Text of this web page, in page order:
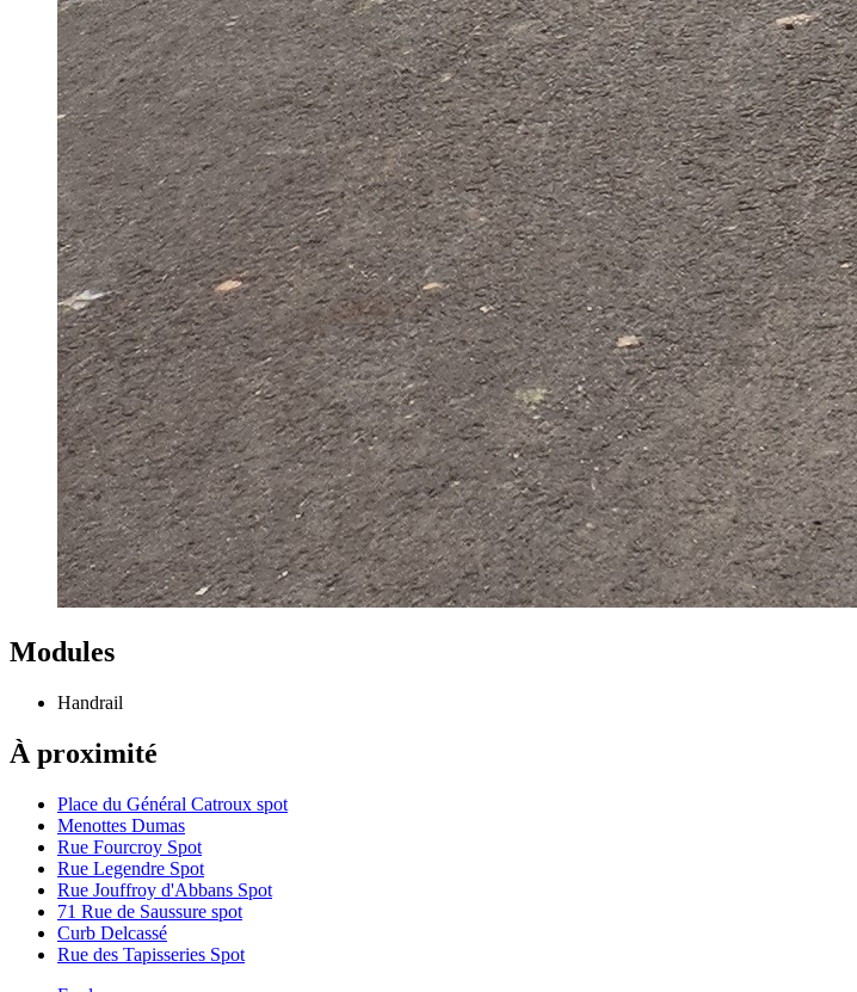
Modules
Handrail
À proximité
Place du Général Catroux spot
Menottes Dumas
Rue Fourcroy Spot
Rue Legendre Spot
Rue Jouffroy d'Abbans Spot
71 Rue de Saussure spot
Curb Delcassé
Rue des Tapisseries Spot